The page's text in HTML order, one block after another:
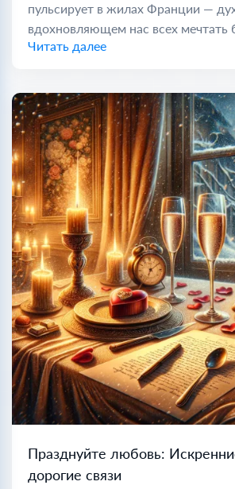
пульсирует в жилах Франции —
вдохновляющем нас всех мечтать
Читать далее
Празднуйте любовь:
дорогие связи